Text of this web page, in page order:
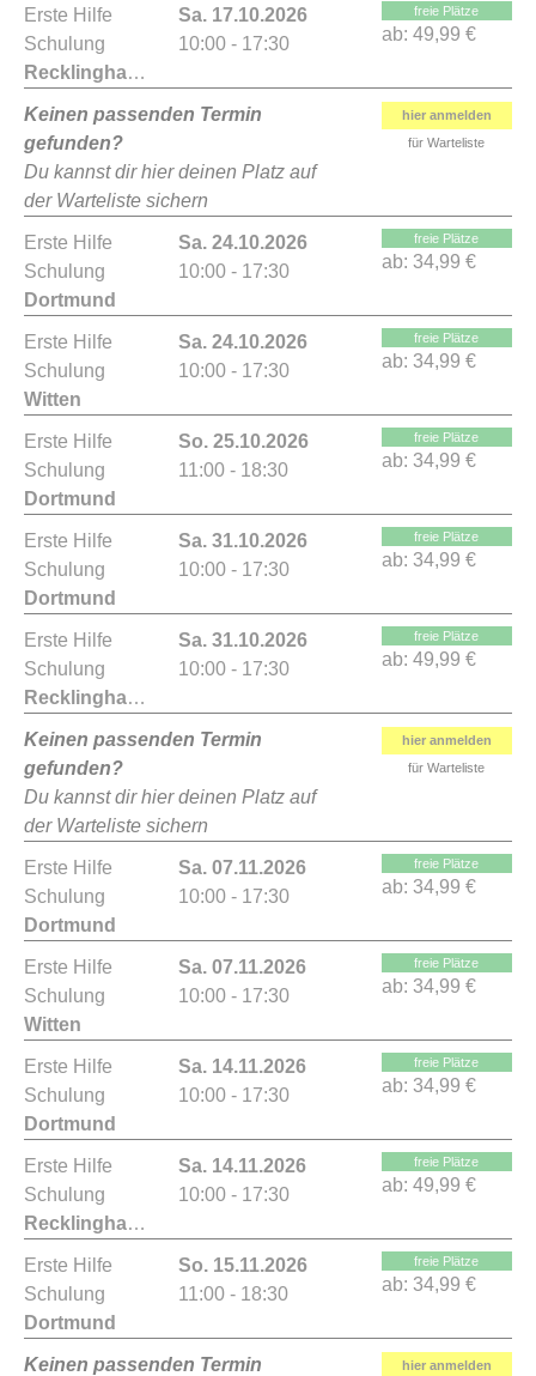
Erste Hilfe
Schulung
Recklinghausen
Sa. 17.10.2026
10:00 - 17:30
freie Plätze
ab: 49,99 €
Keinen passenden Termin
gefunden?
Du kannst dir hier deinen Platz auf
der Warteliste sichern
hier anmelden
für Warteliste
Erste Hilfe
Schulung
Dortmund
Sa. 24.10.2026
10:00 - 17:30
freie Plätze
ab: 34,99 €
Erste Hilfe
Schulung
Witten
Sa. 24.10.2026
10:00 - 17:30
freie Plätze
ab: 34,99 €
Erste Hilfe
Schulung
Dortmund
So. 25.10.2026
11:00 - 18:30
freie Plätze
ab: 34,99 €
Erste Hilfe
Schulung
Dortmund
Sa. 31.10.2026
10:00 - 17:30
freie Plätze
ab: 34,99 €
Erste Hilfe
Schulung
Recklinghausen
Sa. 31.10.2026
10:00 - 17:30
freie Plätze
ab: 49,99 €
Keinen passenden Termin
gefunden?
Du kannst dir hier deinen Platz auf
der Warteliste sichern
hier anmelden
für Warteliste
Erste Hilfe
Schulung
Dortmund
Sa. 07.11.2026
10:00 - 17:30
freie Plätze
ab: 34,99 €
Erste Hilfe
Schulung
Witten
Sa. 07.11.2026
10:00 - 17:30
freie Plätze
ab: 34,99 €
Erste Hilfe
Schulung
Dortmund
Sa. 14.11.2026
10:00 - 17:30
freie Plätze
ab: 34,99 €
Erste Hilfe
Schulung
Recklinghausen
Sa. 14.11.2026
10:00 - 17:30
freie Plätze
ab: 49,99 €
Erste Hilfe
Schulung
Dortmund
So. 15.11.2026
11:00 - 18:30
freie Plätze
ab: 34,99 €
Keinen passenden Termin
hier anmelden